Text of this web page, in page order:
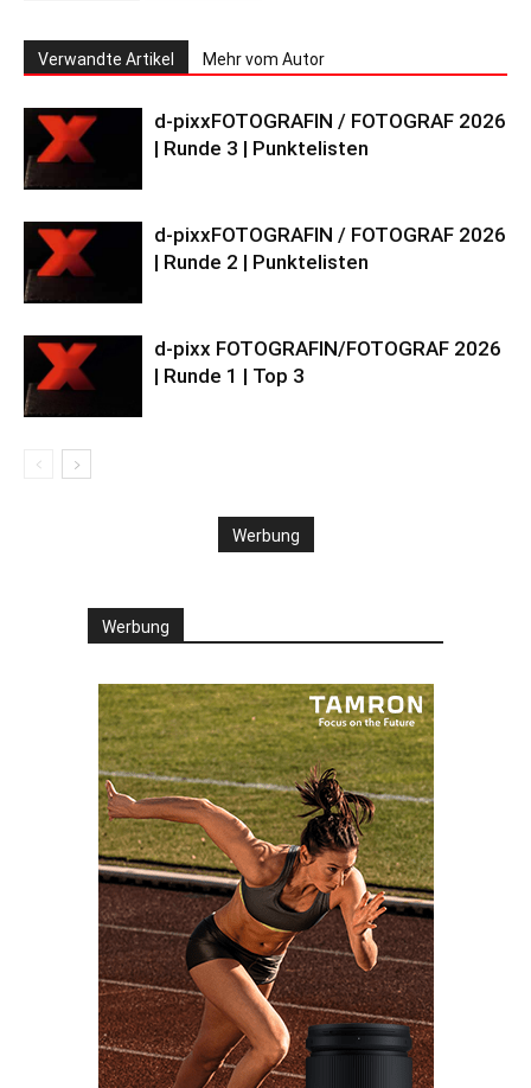
Verwandte Artikel Mehr vom Autor
d-pixxFOTOGRAFIN / FOTOGRAF 2026
| Runde 3 | Punktelisten
d-pixxFOTOGRAFIN / FOTOGRAF 2026
| Runde 2 | Punktelisten
d-pixx FOTOGRAFIN/FOTOGRAF 2026
| Runde 1 | Top 3
Werbung
Werbung